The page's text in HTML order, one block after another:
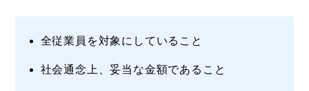
全従業員を対象にしていること
社会通念上、妥当な金額であること